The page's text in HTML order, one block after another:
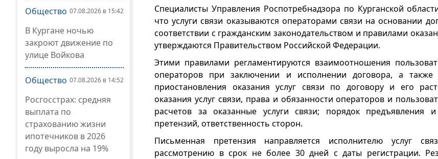
Общество 07.08.2026 в 15:42
В Кургане ночью
закроют движение по
улице Войкова
Общество 07.08.2026 в 14:52
Росгосстрах: средняя
выплата по
страхованию жизни
ипотечников в 2026
году выросла на 19%
Специалисты Управления Роспотребнадзора по Курганской
что услуги связи оказываются операторами связи на основании
соответствии с гражданским законодательством и правилами
утверждаются Правительством Российской Федерации.
Этими правилами регламентируются взаимоотношения
операторов при заключении и исполнении договора, а
приостановления оказания услуг связи по договору и его
оказания услуг связи, права и обязанности операторов и
расчетов за оказанные услуги связи; порядок предъявления
претензий, ответственность сторон.
Письменная претензия направляется исполнителю услуг
рассмотрению в срок не более 30 дней с даты регистрации.